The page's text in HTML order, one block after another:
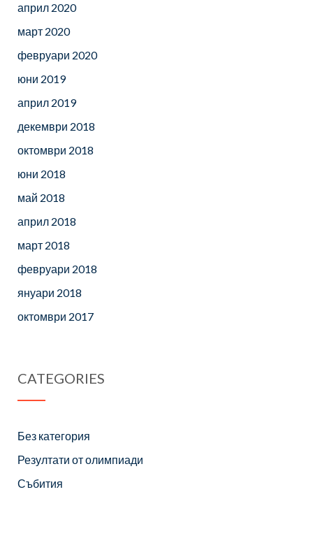
април 2020
март 2020
февруари 2020
юни 2019
април 2019
декември 2018
октомври 2018
юни 2018
май 2018
април 2018
март 2018
февруари 2018
януари 2018
октомври 2017
CATEGORIES
Без категория
Резултати от олимпиади
Събития